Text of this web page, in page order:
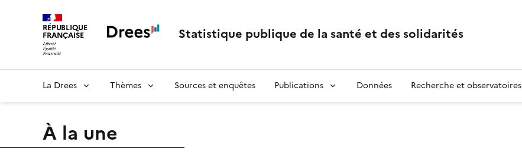
RÉPUBLIQUE
FRANÇAISE Statistique publique de la santé et des solidarités
La Drees Thèmes Sources et enquêtes Publications Données Recherche et observatoires
À la une